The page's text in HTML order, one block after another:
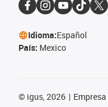
Idioma:Español
País: Mexico
© igus, 2026 Empresa